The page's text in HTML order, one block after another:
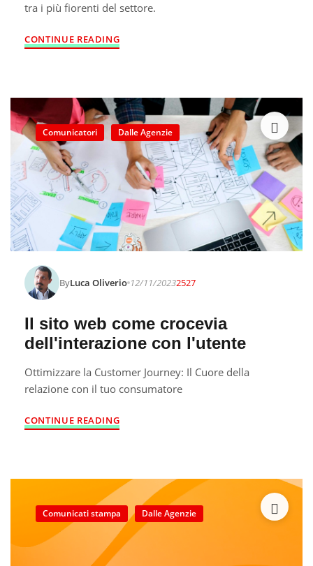
tra i più fiorenti del settore.
CONTINUE READING
Comunicatori Dalle Agenzie
ByLuca Oliverio 12/11/20232527
Il sito web come crocevia
dell'interazione con l'utente
Ottimizzare la Customer Journey: Il Cuore della
relazione con il tuo consumatore
CONTINUE READING
Comunicati stampa Dalle Agenzie